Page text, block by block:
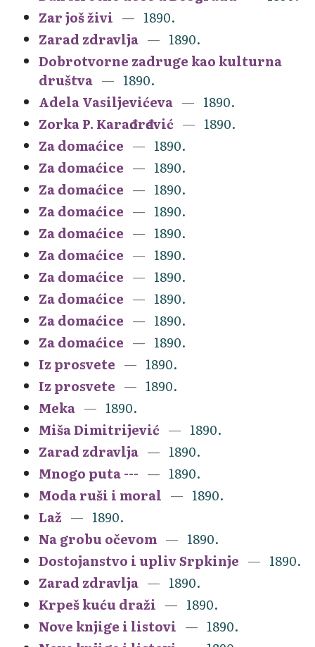
Zar još živi
1890.
Zarad zdravlja
1890.
Dobrotvorne zadruge kao kulturna
društva
1890.
Adela Vasiljevićeva
1890.
Zorka P. Karađorđević
1890.
Za domaćice
1890.
Za domaćice
1890.
Za domaćice
1890.
Za domaćice
1890.
Za domaćice
1890.
Za domaćice
1890.
Za domaćice
1890.
Za domaćice
1890.
Za domaćice
1890.
Za domaćice
1890.
Iz prosvete
1890.
Iz prosvete
1890.
Meka
1890.
Miša Dimitrijević
1890.
Zarad zdravlja
1890.
Mnogo puta ---
1890.
Moda ruši i moral
1890.
Laž
1890.
Na grobu očevom
1890.
Dostojanstvo i upliv Srpkinje
1890.
Zarad zdravlja
1890.
Krpeš kuću draži
1890.
Nove knjige i listovi
1890.